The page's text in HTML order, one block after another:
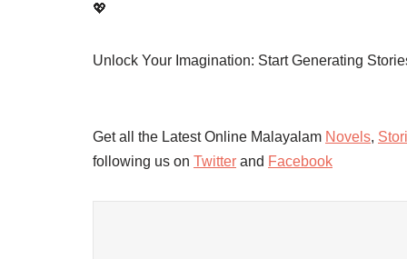
💖
Unlock Your Imagination: Start Generating
Get all the Latest Online Malayalam Novels,
following us on Twitter and Facebook